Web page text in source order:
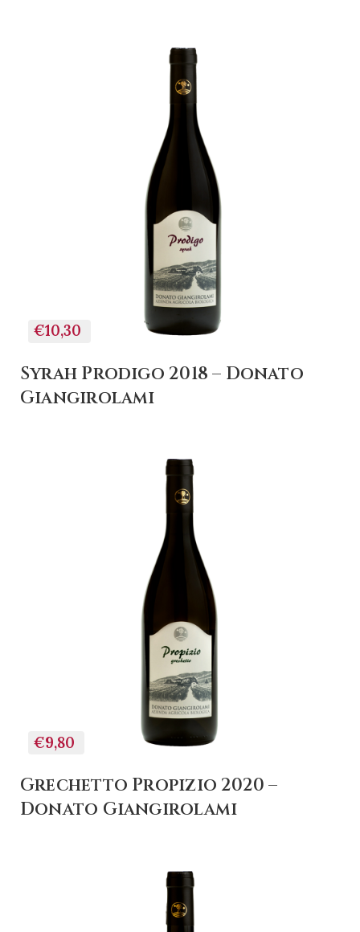
€10,30
Syrah Prodigo 2018 – Donato
Giangirolami
€9,80
Grechetto Propizio 2020 –
Donato Giangirolami